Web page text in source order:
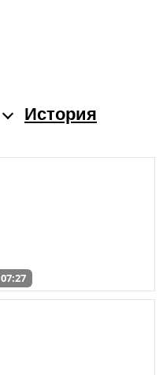
История
07:27